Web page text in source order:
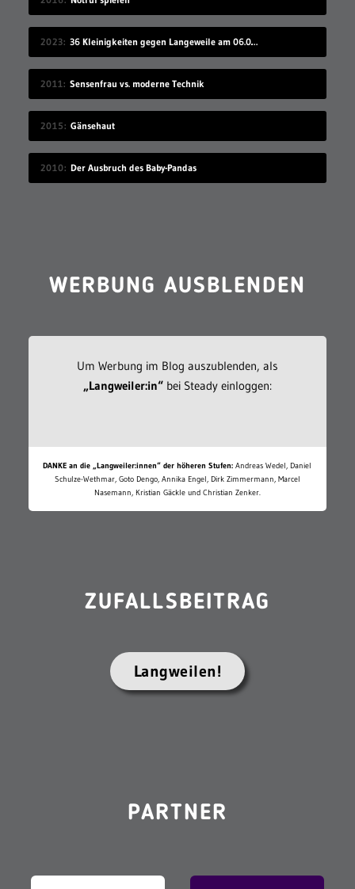
2023 36 Kleinigkeiten gegen Langeweile am 06.08.2023
2011 Sensenfrau vs. moderne Technik
2015 Gänsehaut
2010 Der Ausbruch des Baby-Pandas
WERBUNG AUSBLENDEN
Um Werbung im Blog auszublenden, als
„Langweiler:in“bei Steady einloggen:
DANKE an die „Langweiler:innen“ der höheren Stufen: Andreas Wedel, Daniel
Schulze-Wethmar, Goto Dengo, Annika Engel, Dirk Zimmermann, Marcel
Nasemann, Kristian Gäckle und Christian Zenker.
ZUFALLSBEITRAG
Langweilen!
PARTNER